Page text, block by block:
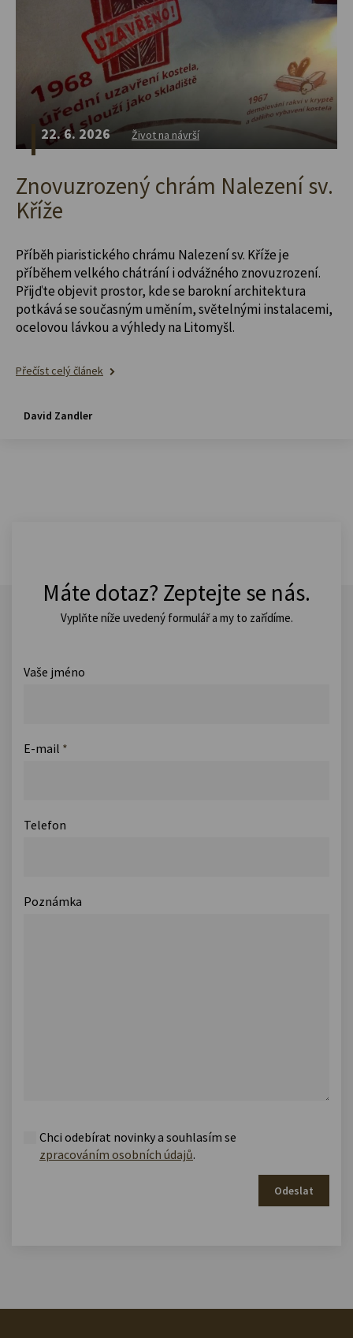
22. 6. 2026 Život na návrší
Znovuzrozený chrám Nalezení sv.
Kříže
Příběh piaristického chrámu Nalezení sv. Kříže je
příběhem velkého chátrání i odvážného znovuzrození.
Přijďte objevit prostor, kde se barokní architektura
potkává se současným uměním, světelnými instalacemi,
ocelovou lávkou a výhledy na Litomyšl.
Přečíst celý článek
David Zandler
Máte dotaz? Zeptejte se nás.
Vyplňte níže uvedený formulář a my to zařídíme.
Vaše jméno
E-mail *
Telefon
Poznámka
Chci odebírat novinky a souhlasím se
zpracováním osobních údajů.
Odeslat